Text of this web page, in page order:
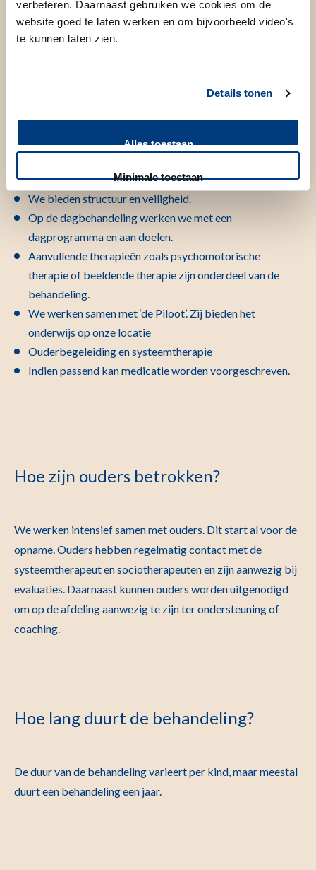
verbeteren. Daarnaast gebruiken we cookies om de
website goed te laten werken en om bijvoorbeeld video's
te kunnen laten zien.
Details tonen
Alles toestaan
Minimale toestaan
competentiemodel en vanuit het verbindend gezag.
Kinderen (en ouders) werken aan individueel opgestelde
doelen.
Waaruit bestaat de behandeling?
We bieden structuur en veiligheid.
Op de dagbehandeling werken we met een
dagprogramma en aan doelen.
Aanvullende therapieën zoals psychomotorische
therapie of beeldende therapie zijn onderdeel van de
behandeling.
We werken samen met ‘de Piloot’. Zij bieden het
onderwijs op onze locatie
Ouderbegeleiding en systeemtherapie
Indien passend kan medicatie worden voorgeschreven.
Hoe zijn ouders betrokken?
We werken intensief samen met ouders. Dit start al voor de
opname. Ouders hebben regelmatig contact met de
systeemtherapeut en sociotherapeuten en zijn aanwezig bij
evaluaties. Daarnaast kunnen ouders worden uitgenodigd
om op de afdeling aanwezig te zijn ter ondersteuning of
coaching.
Hoe lang duurt de behandeling?
De duur van de behandeling varieert per kind, maarmeestal
duurt een behandeling een jaar.